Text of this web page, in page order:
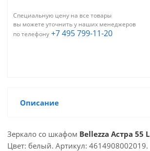
Специальную цену на все товары
вы можете уточнить у наших менеджеров
по телефону +7 495 799-11-20
Описание
Зеркало со шкафом Bellezza Астра 55 L
Цвет: белый. Артикул: 4614908002019.